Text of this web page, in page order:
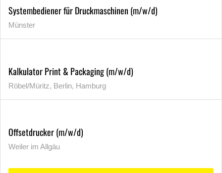
Systembediener für Druckmaschinen (m/w/d)
Münster
Kalkulator Print & Packaging (m/w/d)
Röbel/Müritz, Berlin, Hamburg
Offsetdrucker (m/w/d)
Weiler im Allgäu